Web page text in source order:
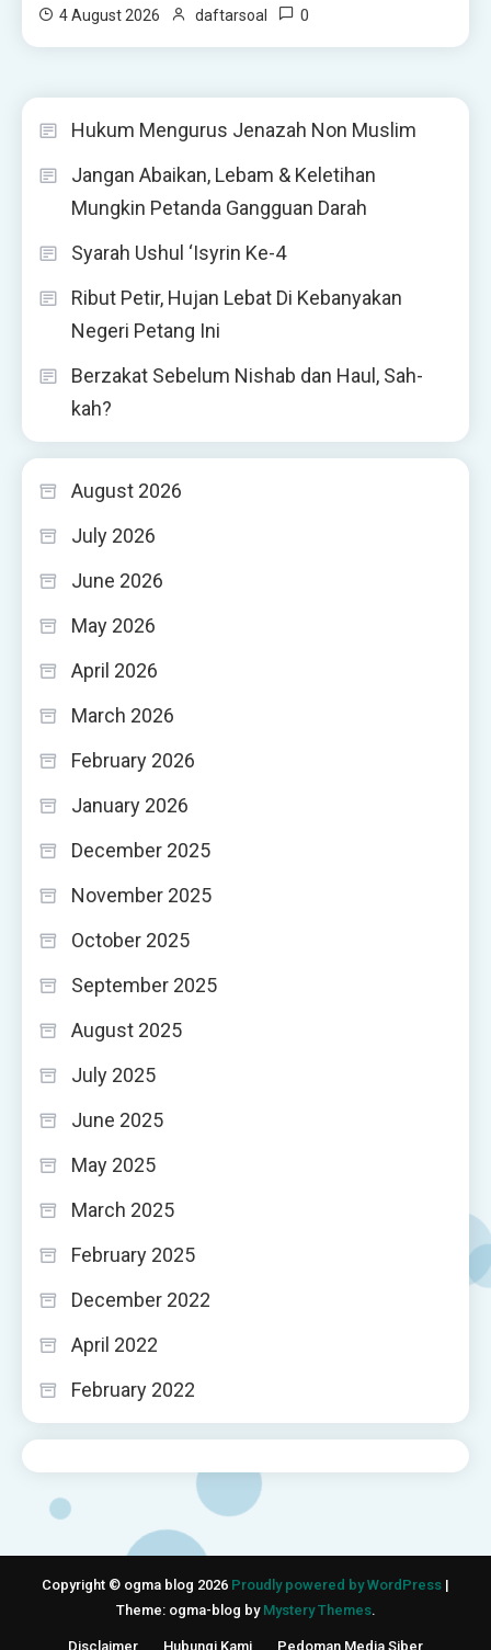
4 August 2026 daftarsoal 0
Hukum Mengurus Jenazah Non Muslim
Jangan Abaikan, Lebam & Keletihan
Mungkin Petanda Gangguan Darah
Syarah Ushul ‘Isyrin Ke-4
Ribut Petir, Hujan Lebat Di Kebanyakan
Negeri Petang Ini
Berzakat Sebelum Nishab dan Haul, Sah-
kah?
August 2026
July 2026
June 2026
May 2026
April 2026
March 2026
February 2026
January 2026
December 2025
November 2025
October 2025
September 2025
August 2025
July 2025
June 2025
May 2025
March 2025
February 2025
December 2022
April 2022
February 2022
Copyright © ogma blog 2026 Proudly powered by WordPress |
Theme: ogma-blog by Mystery Themes.
Disclaimer Hubungi Kami Pedoman Media Siber